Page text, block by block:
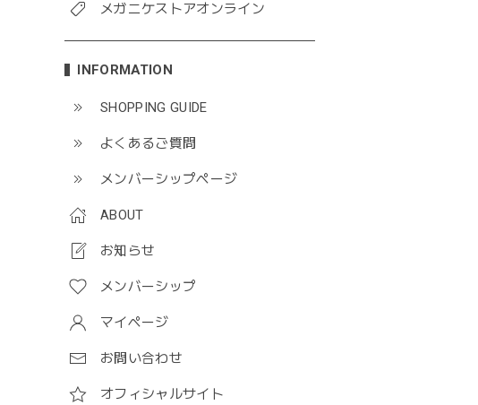
メガニケストアオンライン
INFORMATION
SHOPPING GUIDE
よくあるご質問
メンバーシップページ
ABOUT
お知らせ
メンバーシップ
マイページ
お問い合わせ
オフィシャルサイト